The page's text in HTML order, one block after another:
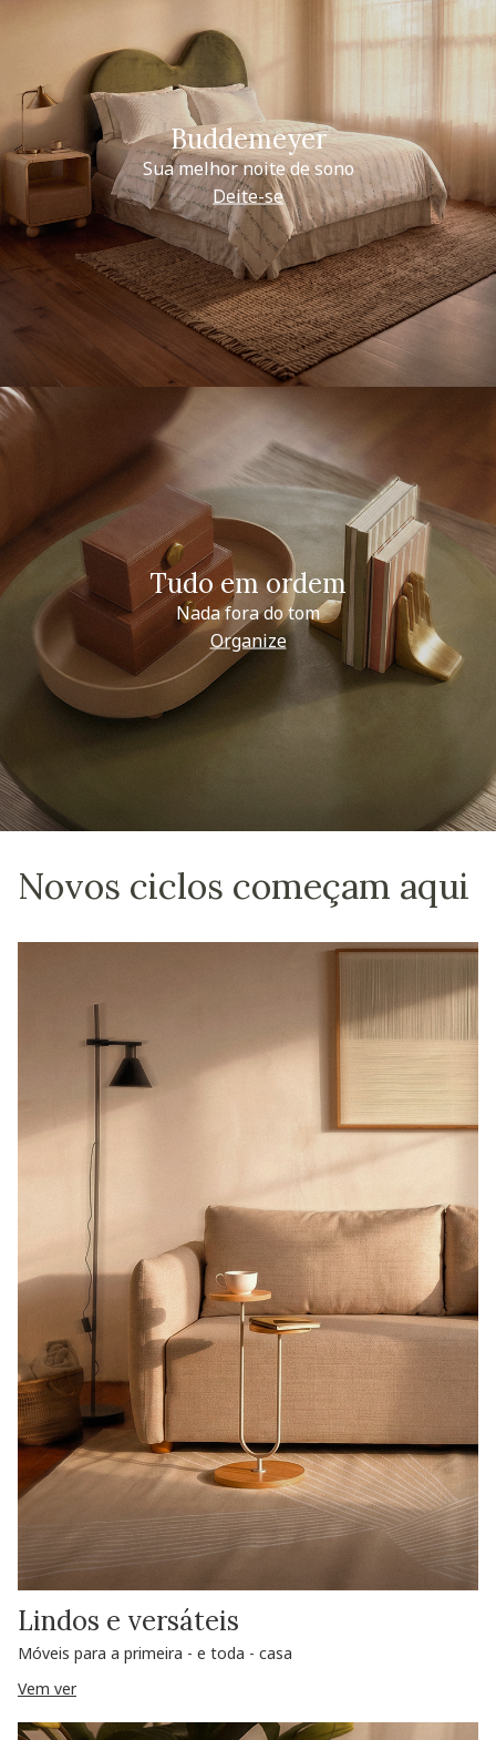
Buddemeyer
Sua melhor noite de sono
Deite-se
Tudo em ordem
Nada fora do tom
Organize
Novos ciclos começam aqui
Lindos e versáteis
Móveis para a primeira - e toda - casa
Vem ver